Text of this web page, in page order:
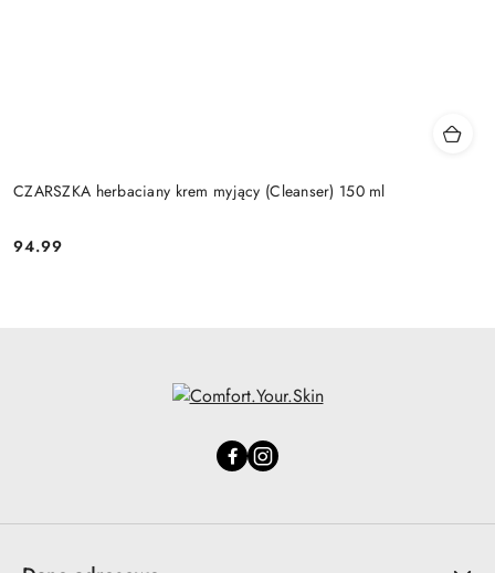
CZARSZKA herbaciany krem myjący (Cleanser) 150 ml
Cena:
94.99